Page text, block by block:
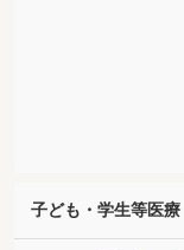
子ども・学生等医療